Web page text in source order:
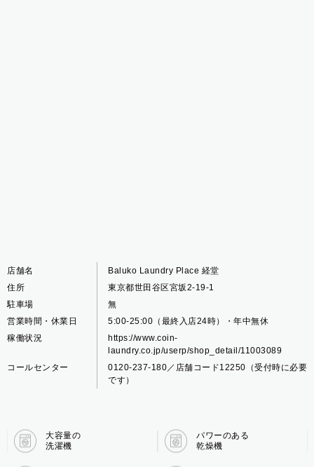
店舗名
Baluko Laundry Place 経堂
住所
東京都世田谷区宮坂2-19-1
駐車場
無
営業時間・休業日
5:00-25:00（最終入店24時）・年中無休
稼働状況
https://www.coin-
laundry.co.jp/userp/shop_detail/11003089
コールセンター
0120-237-180／店舗コード12250（受付時に必要
です）
大容量の
洗濯機
パワーのある
乾燥機